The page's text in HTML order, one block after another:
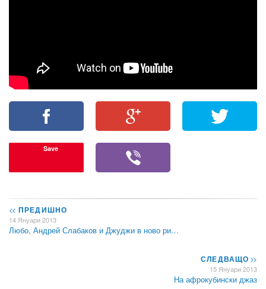
Save
<< ПРЕДИШНО
14 Януари 2013
Любо, Андрей Слабаков и Джуджи в ново ри…
СЛЕДВАЩО>>
15 Януари 2013
На афрокубински джаз